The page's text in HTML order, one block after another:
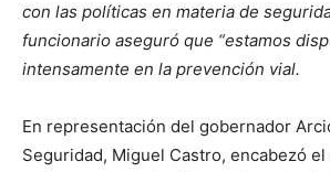
con las políticas en materia de
funcionario aseguró que “estamos
intensamente en la prevención vial.
En representación del gobernador
Seguridad, Miguel Castro, encabezó